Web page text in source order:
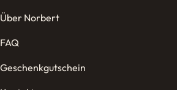
Über Norbert
FAQ
Geschenkgutschein